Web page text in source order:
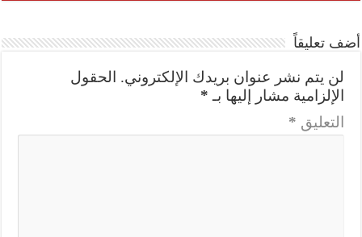
أضف تعليقاً
لن يتم نشر عنوان بريدك الإلكتروني.
الحقول
الإلزامية مشار إليها بـ *
التعليق *